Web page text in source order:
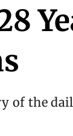
of the